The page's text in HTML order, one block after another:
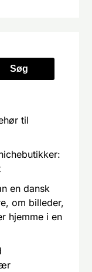
Søg
til
en dansk
om billeder,
hjemme i en